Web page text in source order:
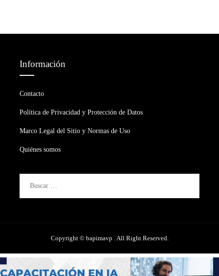
Información
Contacto
Política de Privacidad y Protección de Datos
Marco Legal del Sitio y Normas de Uso
Quiénes somos
Copyright © bapimavp . All Right Reserved.